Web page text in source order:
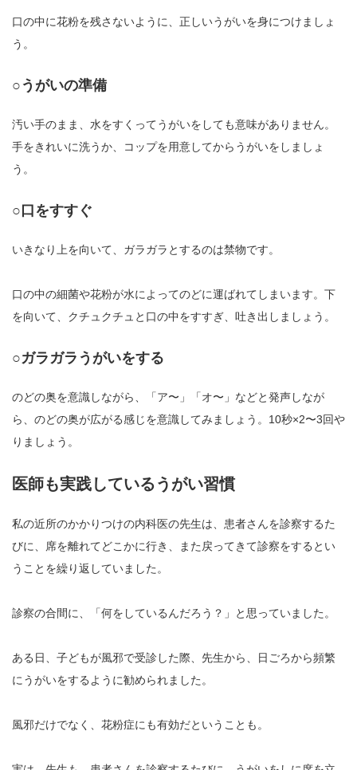
口の中に花粉を残さないように、正しいうがいを身につけましょ
う。
○うがいの準備
汚い手のまま、水をすくってうがいをしても意味がありません。
手をきれいに洗うか、コップを用意してからうがいをしましょ
う。
○口をすすぐ
いきなり上を向いて、ガラガラとするのは禁物です。
口の中の細菌や花粉が水によってのどに運ばれてしまいます。下
を向いて、クチュクチュと口の中をすすぎ、吐き出しましょう。
○ガラガラうがいをする
のどの奥を意識しながら、「ア〜」「オ〜」などと発声しなが
ら、のどの奥が広がる感じを意識してみましょう。10秒×2〜3回や
りましょう。
医師も実践しているうがい習慣
私の近所のかかりつけの内科医の先生は、患者さんを診察するた
びに、席を離れてどこかに行き、また戻ってきて診察をするとい
うことを繰り返していました。
診察の合間に、「何をしているんだろう？」と思っていました。
ある日、子どもが風邪で受診した際、先生から、日ごろから頻繁
にうがいをするように勧められました。
風邪だけでなく、花粉症にも有効だということも。